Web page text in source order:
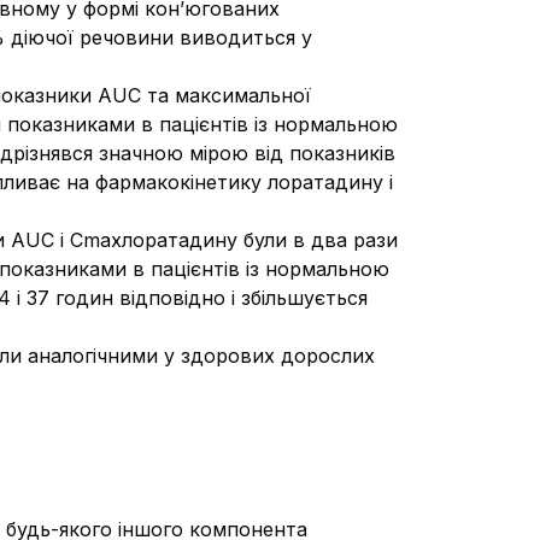
у формі кон’югованих
речовини виводиться у
AUC та максимальної
в пацієнтів із нормальною
значною мірою від показників
на фармакокінетику лоратадину і
AUC і Сmaxлоратадину були в два рази
в пацієнтів із нормальною
37 годин відповідно і збільшується
аналогічними у здорових дорослих
якого іншого компонента